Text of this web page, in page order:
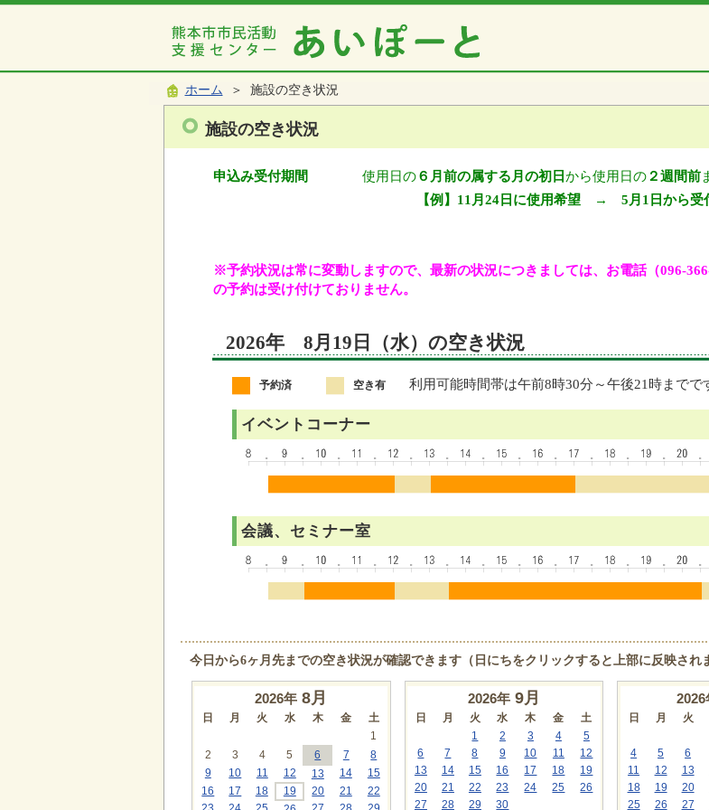
ホーム ＞ 施設の空き状況
施設の空き状況
申込み受付期間 使用日の６月前の属する月の初日から使用日の ２週間前
【例】11月24日に使用希望 → 5月1日から受
※予約状況は常に変動しますので、最新の状況につきましては、お電話（096-
の予約は受け付けておりません。
2026年 8月19日（水）の空き状況
予約済 空き有 利用可能時間帯は午前8時30分～午後21時までで
イベントコーナー
会議、セミナー室
今日から6ヶ月先までの空き状況が確認できます（日にちをクリックすると上部に反映され
2026年 8月
日 月 火 水 木 金
土
1
2
3 4 5 6 7
8
9
10 11 12 13 14
15
16
17 18 19 20 21
22
2026年 9月
日 月 火 水 木 金
土
1
2 3 4
5
6
7 8 9 10 11
12
13
14 15 16 17 18
19
20
21 22 23 24 25
26
27
28 29 30
2026
日 月 火
4
5 6
11
12 13
18
19 20
25
26 27